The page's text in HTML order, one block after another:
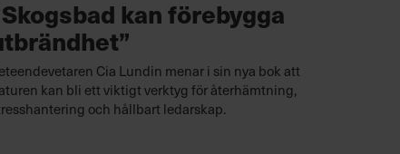
kan förebygga
Cia Lundin menar i sin nya bok att
kan bli ett viktigt verktyg för återhämtning,
och hållbart ledarskap.